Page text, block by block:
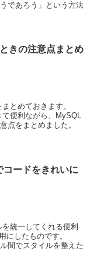
であろう」という方法
きの注意点まとめ
とめておきます。
便利ながら、MySQL
点をまとめました。
ードをきれいに
統一してくれる便利
にしたものです。
間でスタイルを整えた